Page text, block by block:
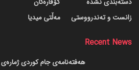
زانست و تەندرووستی
مەڵتی میدیا
Recent News
هەفتەنامەی جام کوردی ژمارەی 432